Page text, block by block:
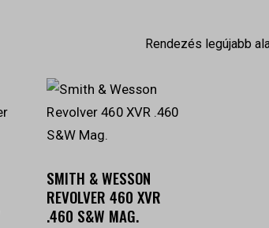
SMITH & WESSON
REVOLVER 460 XVR
.460 S&W MAG.